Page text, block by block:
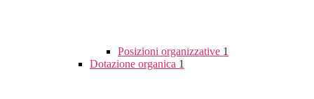
Posizioni organizzative 1
Dotazione organica 1